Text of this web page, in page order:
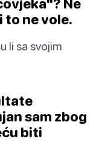
Ne
to ne vole.
li sa svojim
sam zbog
biti